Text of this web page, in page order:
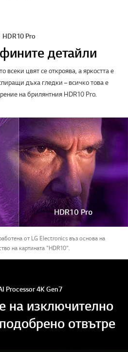
HDR10 Pro
детайли
всеки цвят се откроява, а яркостта е
дъха гледки – всичко това е
на брилянтния HDR10 Pro.
от LG Electronics въз основа на
на картината "HDR10".
Processor 4K Gen7
на изключително
отвътре